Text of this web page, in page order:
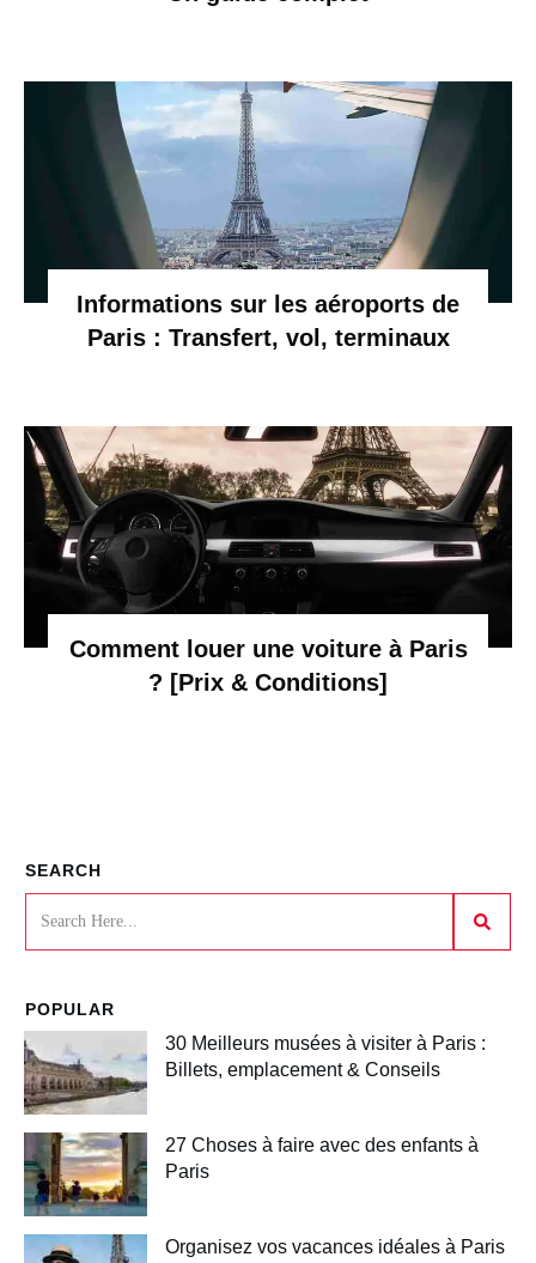
Informations sur les aéroports de
Paris : Transfert, vol, terminaux
Comment louer une voiture à Paris
? [Prix & Conditions]
SEARCH
POPULAR
30 Meilleurs musées à visiter à Paris :
Billets, emplacement & Conseils
27 Choses à faire avec des enfants à
Paris
Organisez vos vacances idéales à Paris